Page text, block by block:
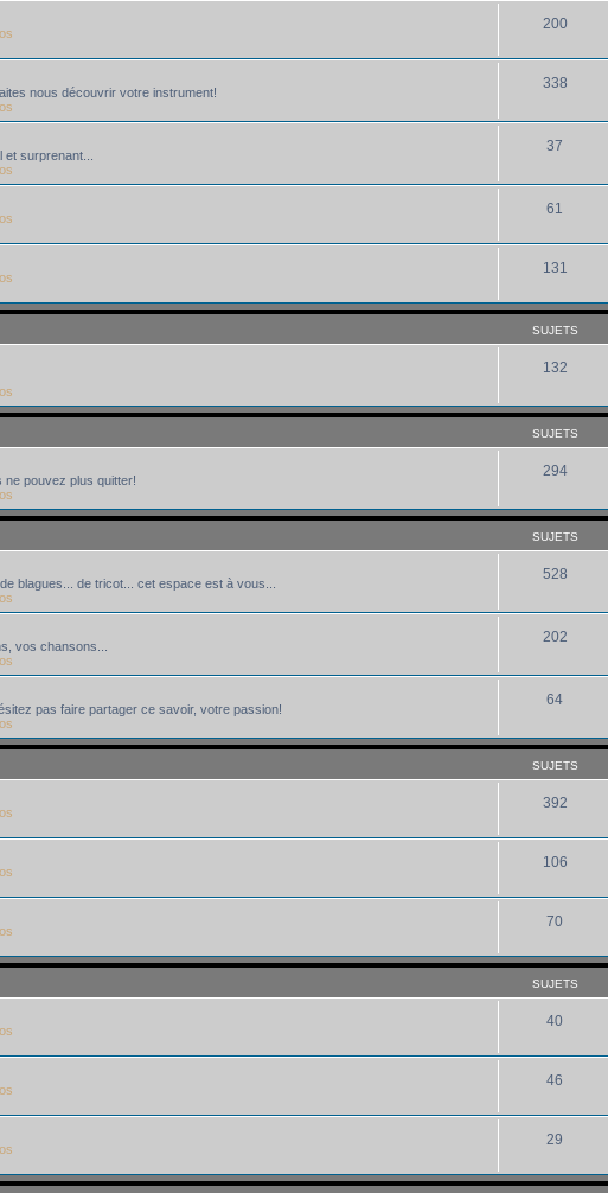
200
nous découvrir votre instrument!
338
surprenant...
37
61
131
SUJETS
132
SUJETS
ne pouvez plus quitter!
294
SUJETS
blagues... de tricot... cet espace est à vous...
528
vos chansons...
202
pas faire partager ce savoir, votre passion!
64
SUJETS
392
106
70
SUJETS
40
46
29